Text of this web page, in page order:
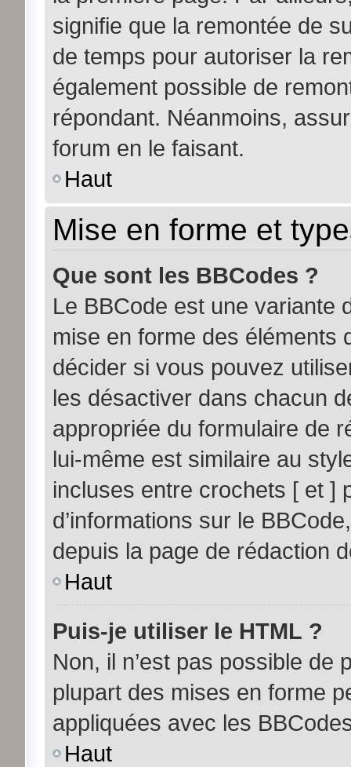
signifie que la remontée de
de temps pour autoriser la
également possible de
répondant. Néanmoins,
forum en le faisant.
Haut
Mise en forme et
Que sont les BBCodes ?
Le BBCode est une variante
mise en forme des éléments
décider si vous pouvez
les désactiver dans chacun
appropriée du formulaire de
lui-même est similaire au
incluses entre crochets [ et ]
d’informations sur le
depuis la page de rédaction
Haut
Puis-je utiliser le HTML ?
Non, il n’est pas possible de
plupart des mises en forme
appliquées avec les
Haut